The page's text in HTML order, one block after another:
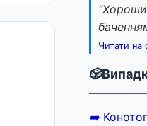
Читати на
🎲
➡️